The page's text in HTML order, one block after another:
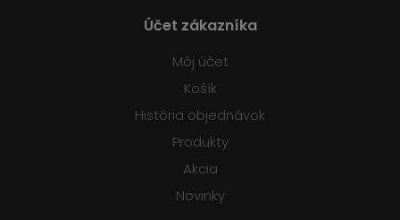
Účet zákazníka
Môj účet
Košík
História objednávok
Produkty
Akcia
Novinky